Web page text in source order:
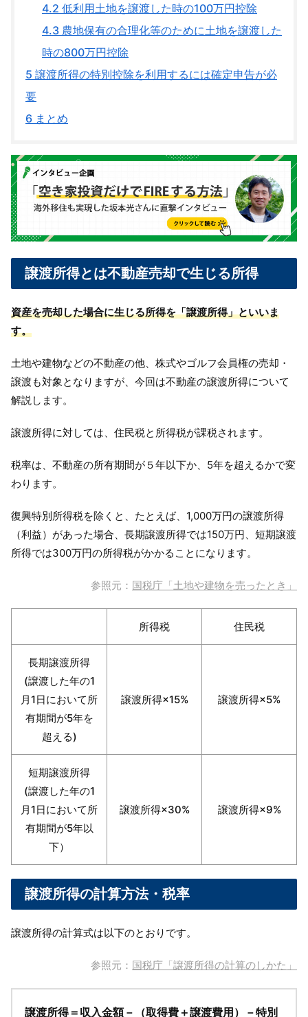
4.2 低利用土地を譲渡した時の100万円控除
4.3 農地保有の合理化等のために土地を譲渡した
時の800万円控除
5 譲渡所得の特別控除を利用するには確定申告が必
要
6 まとめ
譲渡所得とは不動産売却で生じる所得
資産を売却した場合に生じる所得を「譲渡所得」といいま
す。
土地や建物などの不動産の他、株式やゴルフ会員権の売却・
譲渡も対象となりますが、今回は不動産の譲渡所得について
解説します。
譲渡所得に対しては、住民税と所得税が課税されます。
税率は、不動産の所有期間が５年以下か、5年を超えるかで変
わります。
復興特別所得税を除くと、たとえば、 1,000万円の譲渡所得
（利益）があった場合、長期譲渡所得では150万円、短期譲渡
所得では300万円の所得税がかかることになります。
参照元： 国税庁「土地や建物を売ったとき」
所得税 住民税
長期譲渡所得
(譲渡した年の1
月1日において所
有期間が5年を
超える)
譲渡所得×15% 譲渡所得×5%
短期譲渡所得
(譲渡した年の1
月1日において所
有期間が5年以
下）
譲渡所得×30% 譲渡所得×9%
譲渡所得の計算方法・税率
譲渡所得の計算式は以下のとおりです。
参照元： 国税庁「譲渡所得の計算のしかた」
譲渡所得＝収入金額－（取得費＋譲渡費用）－特別